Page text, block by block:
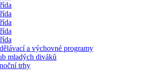
a výchovné programy
mladých diváků
trhy